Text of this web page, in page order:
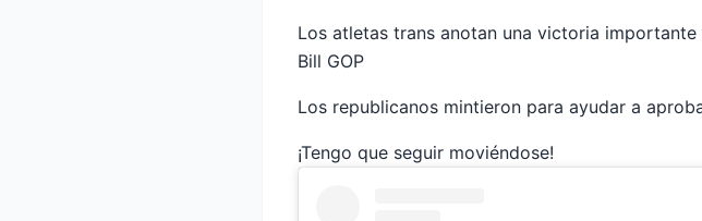
Los atletas trans anotan una victoria
Bill GOP
Los republicanos mintieron para ayudar a
¡Tengo que seguir moviéndose!